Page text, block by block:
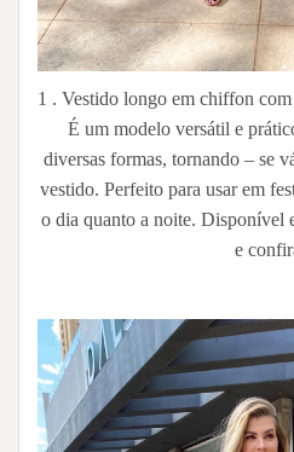
1 . Vestido longo em chiffon
É um modelo versátil e
diversas formas, tornando – se
vestido. Perfeito para usar em
o dia quanto a noite. Disponível
e